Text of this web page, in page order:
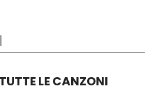
LE CANZONI